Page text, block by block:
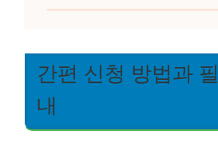
간편 신청 방법과
내